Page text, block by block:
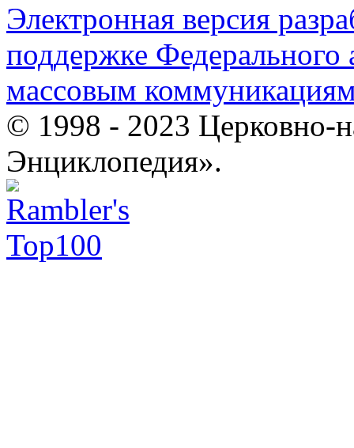
Электронная версия
поддержке Федерального
массовым
© 1998 - 2023 Церковно-
Энциклопедия».